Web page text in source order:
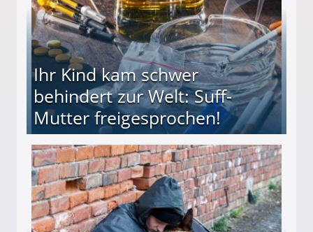
Ihr Kind kam schwer
behindert zur Welt: Suff-
Mutter freigesprochen!
Mutter freigesprochen!